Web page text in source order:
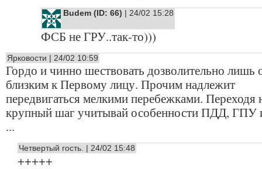
Budem (ID: 66) | 24/02 15:28
ФСБ не ГРУ..так-то)))
Ярковости | 24/02 10:59
Гордо и чинно шествовать дозволительно лишь
близким к Первому лицу. Прочим надлежит
передвигаться мелкими перебежками. Переходя
крупный шаг учитывай особенности ПДД,
...
Четвертый гость. | 24/02 15:48
+++++